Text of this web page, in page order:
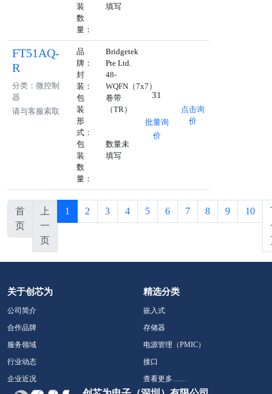
装
数
量：
填写
FT51AQ-
R
分类：微控制
器
请与客服索取
品
牌：
Bridgetek
Pte Ltd.
封
装：
48-
WQFN（7x7）
包
装
形
式：
卷带
（TR）
包
装
数
量：
数量未
填写
31
批量询
价
点击询
价
首
页
上
一
页
1 2 3 4 5 6 7 8 9 10
关于创芯为
公司简介
合作品牌
服务领域
行业动态
企业近况
精选分类
嵌入式
存储器
电源管理（PMIC）
接口
查看更多……